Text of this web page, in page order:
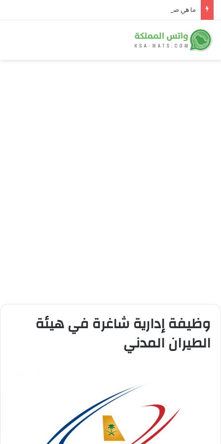
ما هي صناديق الدخل الثابت وكيف تعمل؟
وظيفة إدارية شاغرة في هيئة
الطيران المدني